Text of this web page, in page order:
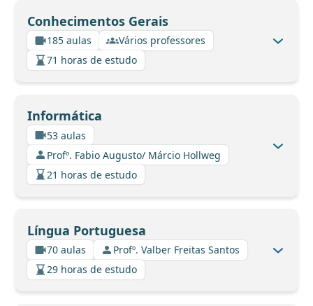
Conhecimentos Gerais
185 aulas
Vários professores
71 horas de estudo
Informática
53 aulas
Profº. Fabio Augusto/ Márcio Hollweg
21 horas de estudo
Língua Portuguesa
70 aulas
Profº. Valber Freitas Santos
29 horas de estudo